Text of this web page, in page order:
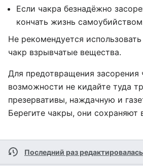
Если чакра безнадёжно
кончать жизнь
Не рекомендуется
чакр взрывчатые вещества.
Для предотвращения засорения
возможности не кидайте туда
презервативы, наждачную и
Берегите чакры, они сохраняют
Последний раз редактировалась